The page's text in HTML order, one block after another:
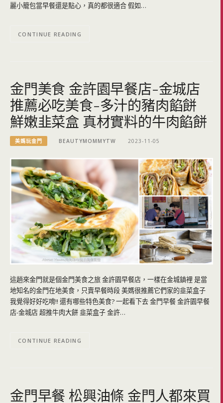
麗小籠包當早餐還是點心，真的都很適合 假如…
CONTINUE READING
金門美食 金許園早餐店-金城店
推薦必吃美食-多汁的豬肉餡餅
鮮嫩韭菜盒 真材實料的牛肉餡餅
美媽玩金門 BEAUTYMOMMYTW 2023-11-05
這趟來金門就是個金門美食之旅 金許園早餐店，一樣在金城鎮裡 是當
地知名的金門在地美食，只賣早餐時段 美媽很推薦它們家的韭菜盒子
我覺得好好吃唷!! 還有哪些特色美食? 一起看下去 金門早餐 金許園早餐
店-金城店 超推牛肉大餅 韭菜盒子 金許…
CONTINUE READING
金門早餐 松興油條 金門人都來買